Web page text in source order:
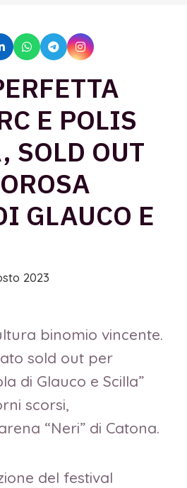
E POLIS
SOLD OUT
GLAUCO E
2023
binomio vincente.
sold out per
di Glauco e Scilla”
scorsi,
“Neri” di Catona.
del festival